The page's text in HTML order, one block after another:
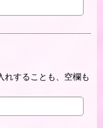
れすることも、空欄も